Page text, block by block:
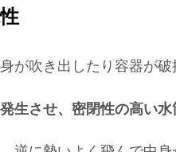
が吹き出したり容器が破
生させ、密閉性の高い